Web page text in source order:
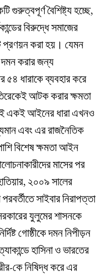
বৈশিষ্ট্য হচ্ছে,
বিরুদ্ধে সমাজের
প্রণয়ন করা হয়। যেমন
দমন করার জন্য
৫৪ ধারাকে ব্যবহার করে
আটক করার ক্ষমতা
একই আইনের ধারা এখনও
এবং এর রাজনৈতিক
বিশেষ ক্ষমতা আইন
মাসের পর
২০০৯ সালের
সাইবার নিরাপত্তা
যুলুমের শাসনকে
গোষ্ঠীকে দমন নিপীড়ন
হাসিনা ও ভারতের
কে নিষিদ্ধ করে এর